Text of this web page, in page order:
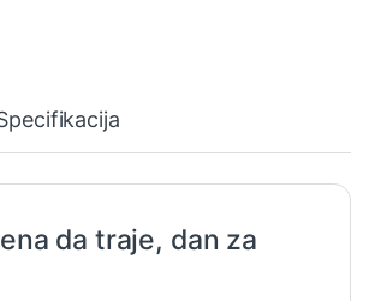
da traje, dan za